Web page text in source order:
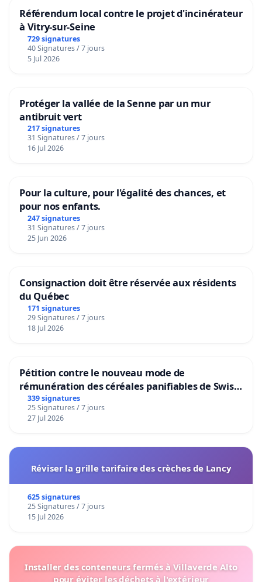
Référendum local contre le projet d'incinérateur
à Vitry-sur-Seine
729 signatures
40 Signatures / 7 jours
5 Jul 2026
Protéger la vallée de la Senne par un mur
antibruit vert
217 signatures
31 Signatures / 7 jours
16 Jul 2026
Pour la culture, pour l'égalité des chances, et
pour nos enfants.
247 signatures
31 Signatures / 7 jours
25 Jun 2026
Consignaction doit être réservée aux résidents
du Québec
171 signatures
29 Signatures / 7 jours
18 Jul 2026
Pétition contre le nouveau mode de
rémunération des céréales panifiables de Swiss
granum basé sur la teneur en protéines
339 signatures
25 Signatures / 7 jours
27 Jul 2026
Réviser la grille tarifaire des crèches de Lancy
625 signatures
25 Signatures / 7 jours
15 Jul 2026
Installer des conteneurs fermés à Villaverde Alto
pour éviter les déchets à l'extérieur